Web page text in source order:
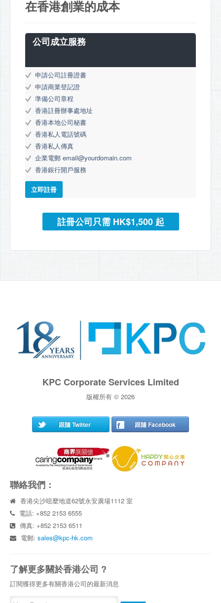
在香港創業的成本
公司成立服務
申請公司註冊證書
申請商業登記證
準備公司章程
香港註冊辦事處地址
香港本地公司秘書
香港私人電話號碼
香港私人傳真
企業電郵 email@yourdomain.com
香港銀行開戶服務
立即註冊
註冊公司只需 HK$1,500 起
KPC Corporate Services Limited
版權所有 © 2026
跟隨 Twitter 跟隨 Facebook
聯絡我們：
香港尖沙咀麼地道62號永安廣場1112 室
電話: +852 2153 6555
傳真: +852 2153 6511
電郵:sales@kpc-hk.com
了解更多關於香港公司 ?
訂閱獲得更多有關香港公司的最新消息